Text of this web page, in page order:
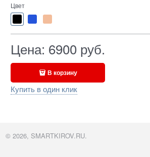
Цвет
Цена: 6900 руб.
В корзину
Купить в один клик
© 2026, SMARTKIROV.RU.